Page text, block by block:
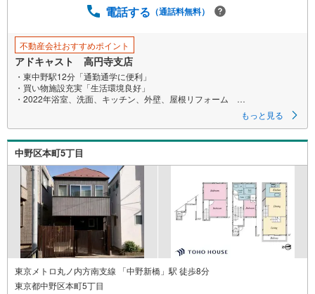
電話する （通話料無料）
不動産会社おすすめポイント
アドキャスト 高円寺支店
・東中野駅12分「通勤通学に便利」
・買い物施設充実「生活環境良好」
・2022年浴室、洗面、キッチン、外壁、屋根リフォーム
メールをご希望の際は、「室内・現地を見学する」ボタンよりお気軽にお
問合せください。
■アドキャストの特徴■
【1】毎月70組様限定！簡易ライフプラン作成
住宅購入後50年間のライフプラン＆キャッシュフロー表を作成します！
【2】当社オリジナル物件調査報告書
徹底的な近隣聞き込みを含め調査結果を説明いたします！
【3】住宅購入WEBセミナー（無料）
住宅の探し方、良い物件の見極め方、住宅ローンに関してなどWEBセミナ
ーを配信しております！
【4】キッズスペース完備
お子様にはおもちゃ、絵本などのご用意をしていますので、
ご家族でのご来店をお待ちしています^^
もっと見る
中野区本町5丁目
東京メトロ丸ノ内方南支線 「中野新橋」駅 徒歩8分
東京都中野区本町5丁目